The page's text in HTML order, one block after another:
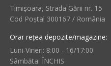
Timișoara, Strada Gării nr. 15
Cod Poștal 300167 / România
Orar rețea depozite/magazine:
Luni-Vineri: 8:00 - 16/17:00
Sâmbăta: ÎNCHIS